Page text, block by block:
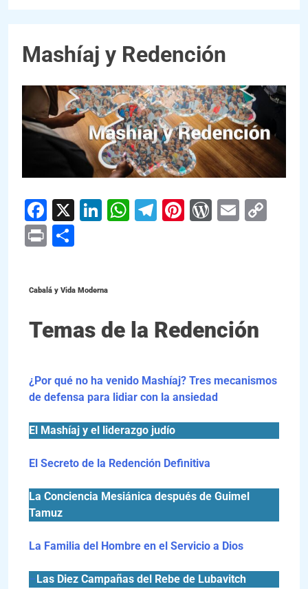
Mashíaj y Redención
Facebook
X LinkedIn
WhatsApp
Telegram
Pinterest
Email
Print
Cabalá y Vida Moderna
Temas de la Redención
¿Por qué no ha venido Mashíaj? Tres mecanismos
de defensa para lidiar con la ansiedad
El Mashíaj y el liderazgo judío
El Secreto de la Redención Definitiva
La Conciencia Mesiánica después de Guimel
Tamuz
La Familia del Hombre en el Servicio a Dios
– Las Diez Campañas del Rebe de Lubavitch